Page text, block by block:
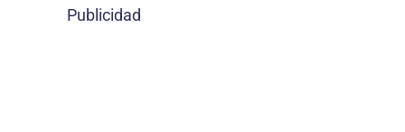
Publicidad